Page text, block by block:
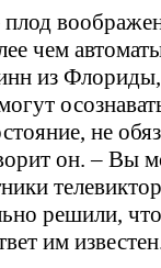
плод
чем
из Флориды,
не
он. – Вы
решили,
им